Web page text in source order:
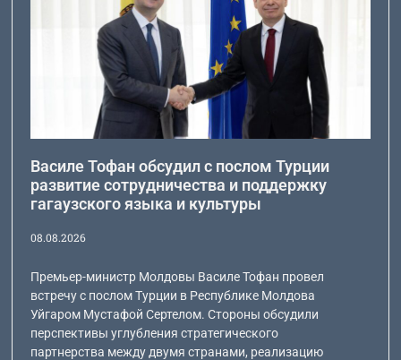
Василе Тофан обсудил с послом Турции
развитие сотрудничества и поддержку
гагаузского языка и культуры
08.08.2026
Премьер-министр Молдовы Василе Тофан провел
встречу с послом Турции в Республике Молдова
Уйгаром Мустафой Сертелом. Стороны обсудили
перспективы углубления стратегического
партнерства между двумя странами, реализацию